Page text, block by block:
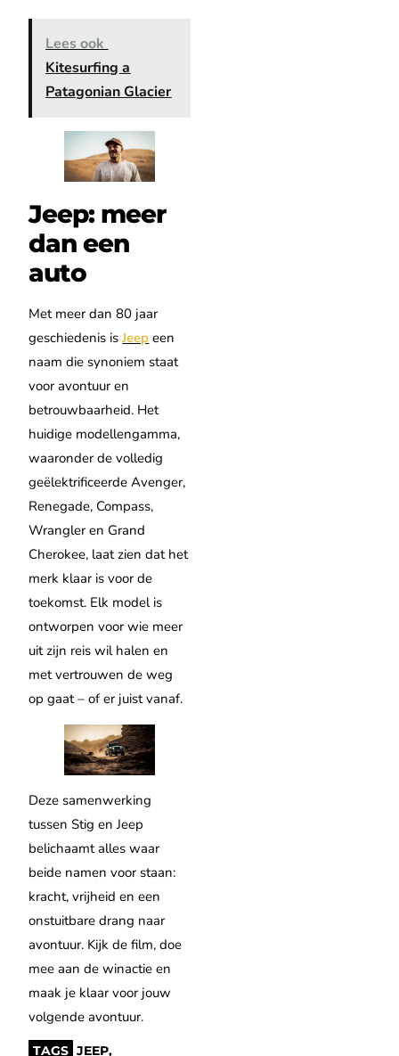
Lees ook
Kitesurfing a
Patagonian Glacier
Jeep: meer
dan een
auto
Met meer dan 80 jaar
geschiedenis isJeep een
naam die synoniem staat
voor avontuur en
betrouwbaarheid. Het
huidige modellengamma,
waaronder de volledig
geëlektrificeerde Avenger,
Renegade, Compass,
Wrangler en Grand
Cherokee, laat zien dat het
merk klaar is voor de
toekomst. Elk model is
ontworpen voor wie meer
uit zijn reis wil halen en
met vertrouwen de weg
op gaat – of er juist vanaf.
Deze samenwerking
tussen Stig en Jeep
belichaamt alles waar
beide namen voor staan:
kracht, vrijheid en een
onstuitbare drang naar
avontuur. Kijk de film, doe
mee aan de winactie en
maak je klaar voor jouw
volgende avontuur.
TAGS JEEP,